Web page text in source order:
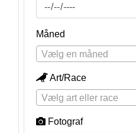
Måned
Vælg en måned
Art/Race
Vælg art eller race
Fotograf